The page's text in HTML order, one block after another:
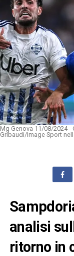
Mg Genova 11/08/2024
Gribaudi/Image Sport
analisi
ritorno in